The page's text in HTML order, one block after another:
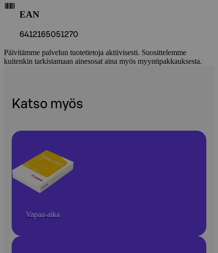
EAN
6412165051270
Päivitämme palvelun tuotetietoja aktiivisesti. Suosittelemme
kuitenkin tarkistamaan ainesosat aina myös myyntipakkauksesta.
Katso myös
Vapaa-aika